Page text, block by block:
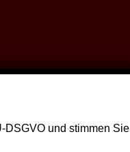
DSGVO und stimmen Sie